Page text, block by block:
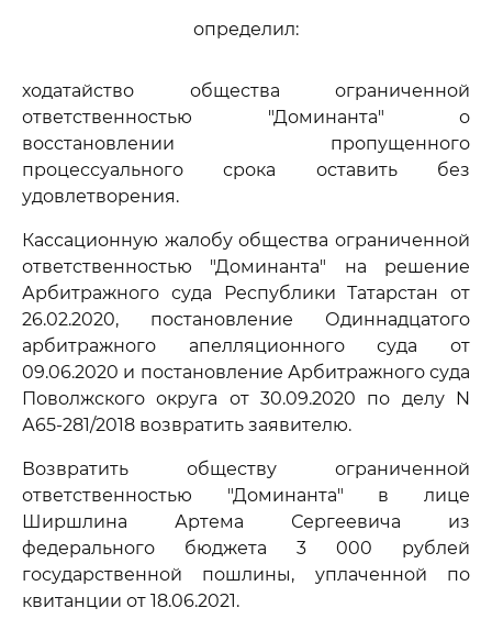
определил:
ходатайство общества ограниченной
ответственностью "Доминанта" о
восстановлении пропущенного
процессуального срока оставить без
удовлетворения.
Кассационную жалобу общества ограниченной
ответственностью "Доминанта" на решение
Арбитражного суда Республики Татарстан от
26.02.2020, постановление Одиннадцатого
арбитражного апелляционного суда от
09.06.2020 и постановление Арбитражного суда
Поволжского округа от 30.09.2020 по делу N
А65-281/2018 возвратить заявителю.
Возвратить обществу ограниченной
ответственностью "Доминанта" в лице
Ширшлина Артема Сергеевича из
федерального бюджета 3 000 рублей
государственной пошлины, уплаченной по
квитанции от 18.06.2021.